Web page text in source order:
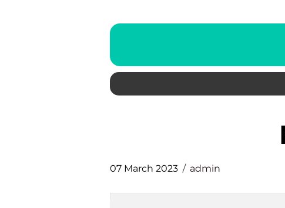
07 March 2023 admin